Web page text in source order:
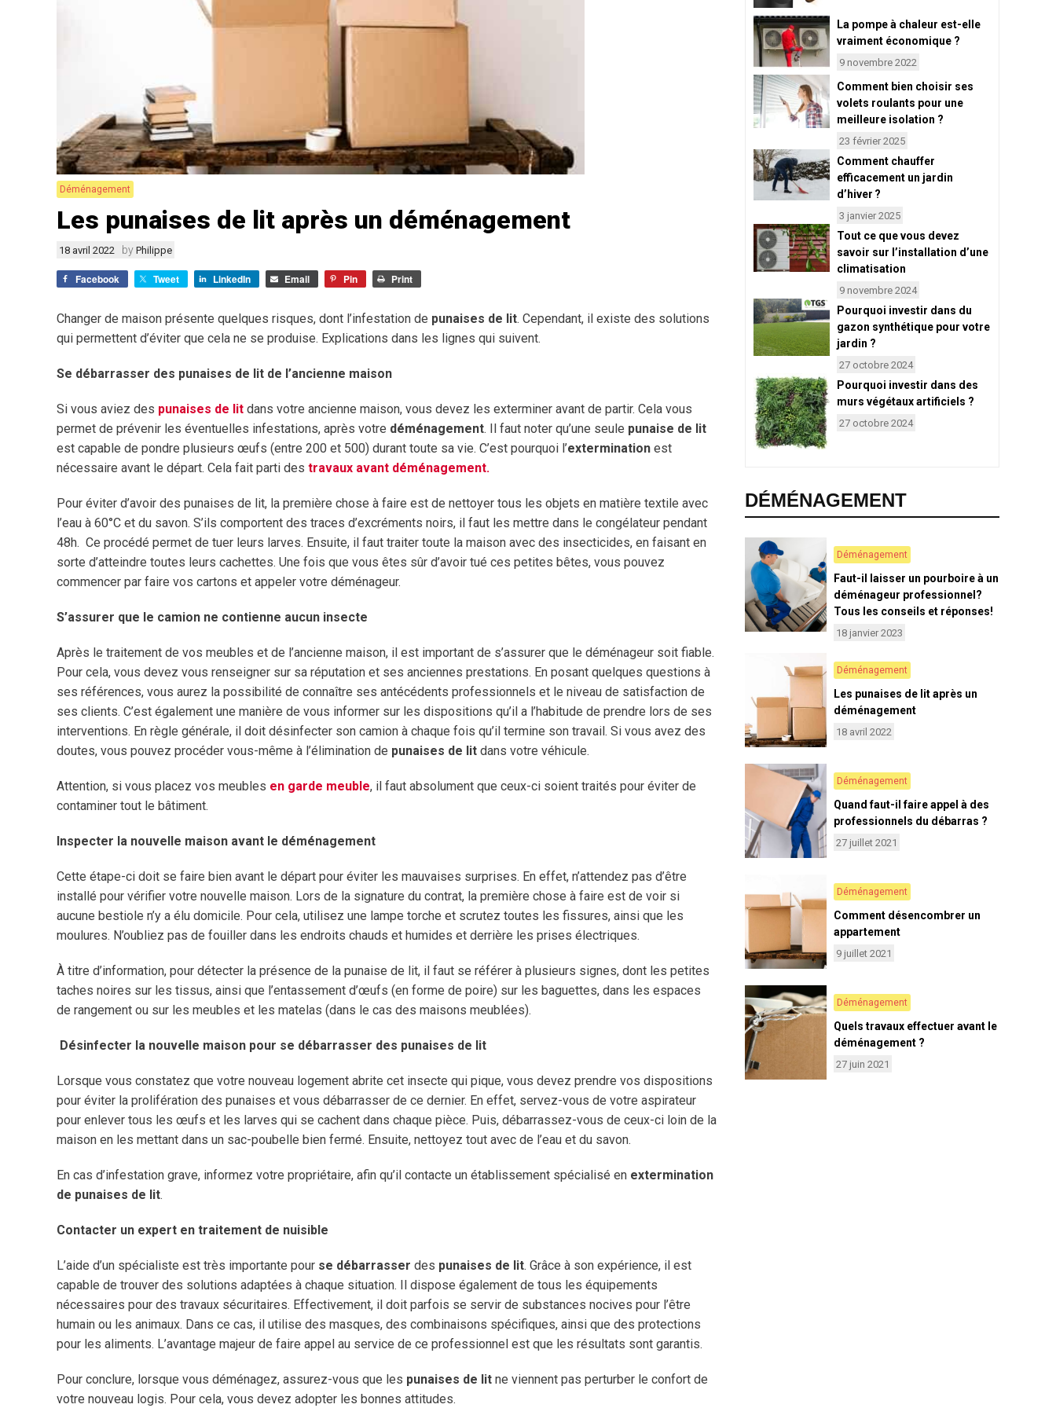
Déménagement
Les punaises de lit après un déménagement
18 avril 2022 by Philippe
Facebook Tweet LinkedIn Email Pin Print
Changer de maison présente quelques risques, dont l’infestation de punaises de lit. Cependant, il existe des solutions
qui permettent d’éviter que cela ne se produise. Explications dans les lignes qui suivent.
Se débarrasser des punaises de lit de l’ancienne maison
Si vous aviez des punaises de lit dans votre ancienne maison, vous devez les exterminer avant de partir. Cela vous
permet de prévenir les éventuelles infestations, après votre déménagement. Il faut noter qu’une seule punaise de lit
est capable de pondre plusieurs œufs (entre 200 et 500) durant toute sa vie. C’est pourquoi l’extermination est
nécessaire avant le départ. Cela fait parti des travaux avant déménagement.
Pour éviter d’avoir des punaises de lit, la première chose à faire est de nettoyer tous les objets en matière textile avec
l’eau à 60°C et du savon. S’ils comportent des traces d’excréments noirs, il faut les mettre dans le congélateur pendant
48h. Ce procédé permet de tuer leurs larves. Ensuite, il faut traiter toute la maison avec des insecticides, en faisant en
sorte d’atteindre toutes leurs cachettes. Une fois que vous êtes sûr d’avoir tué ces petites bêtes, vous pouvez
commencer par faire vos cartons et appeler votre déménageur.
S’assurer que le camion ne contienne aucun insecte
Après le traitement de vos meubles et de l’ancienne maison, il est important de s’assurer que le déménageur soit fiable.
Pour cela, vous devez vous renseigner sur sa réputation et ses anciennes prestations. En posant quelques questions à
ses références, vous aurez la possibilité de connaître ses antécédents professionnels et le niveau de satisfaction de
ses clients. C’est également une manière de vous informer sur les dispositions qu’il a l’habitude de prendre lors de ses
interventions. En règle générale, il doit désinfecter son camion à chaque fois qu’il termine son travail. Si vous avez des
doutes, vous pouvez procéder vous-même à l’élimination de punaises de lit dans votre véhicule.
Attention, si vous placez vos meubles en garde meuble, il faut absolument que ceux-ci soient traités pour éviter de
contaminer tout le bâtiment.
Inspecter la nouvelle maison avant le déménagement
Cette étape-ci doit se faire bien avant le départ pour éviter les mauvaises surprises. En effet, n’attendez pas d’être
installé pour vérifier votre nouvelle maison. Lors de la signature du contrat, la première chose à faire est de voir si
aucune bestiole n’y a élu domicile. Pour cela, utilisez une lampe torche et scrutez toutes les fissures, ainsi que les
moulures. N’oubliez pas de fouiller dans les endroits chauds et humides et derrière les prises électriques.
À titre d’information, pour détecter la présence de la punaise de lit, il faut se référer à plusieurs signes, dont les petites
taches noires sur les tissus, ainsi que l’entassement d’œufs (en forme de poire) sur les baguettes, dans les espaces
de rangement ou sur les meubles et les matelas (dans le cas des maisons meublées).
Désinfecter la nouvelle maison pour se débarrasser des punaises de lit
Lorsque vous constatez que votre nouveau logement abrite cet insecte qui pique, vous devez prendre vos dispositions
pour éviter la prolifération des punaises et vous débarrasser de ce dernier. En effet, servez-vous de votre aspirateur
pour enlever tous les œufs et les larves qui se cachent dans chaque pièce. Puis, débarrassez-vous de ceux-ci loin de la
maison en les mettant dans un sac-poubelle bien fermé. Ensuite, nettoyez tout avec de l’eau et du savon.
En cas d’infestation grave, informez votre propriétaire, afin qu’il contacte un établissement spécialisé en extermination
de punaises de lit.
Contacter un expert en traitement de nuisible
L’aide d’un spécialiste est très importante pour se débarrasser des punaises de lit. Grâce à son expérience, il est
capable de trouver des solutions adaptées à chaque situation. Il dispose également de tous les équipements
nécessaires pour des travaux sécuritaires. Effectivement, il doit parfois se servir de substances nocives pour l’être
humain ou les animaux. Dans ce cas, il utilise des masques, des combinaisons spécifiques, ainsi que des protections
pour les aliments. L’avantage majeur de faire appel au service de ce professionnel est que les résultats sont garantis.
Pour conclure, lorsque vous déménagez, assurez-vous que les punaises de lit ne viennent pas perturber le confort de
votre nouveau logis. Pour cela, vous devez adopter les bonnes attitudes.
La pompe à chaleur est-elle
vraiment économique ?
9 novembre 2022
Comment bien choisir ses
volets roulants pour une
meilleure isolation ?
23 février 2025
Comment chauffer
efficacement un jardin
d’hiver ?
3 janvier 2025
Tout ce que vous devez
savoir sur l’installation d’une
climatisation
9 novembre 2024
Pourquoi investir dans du
gazon synthétique pour votre
jardin ?
27 octobre 2024
Pourquoi investir dans des
murs végétaux artificiels ?
27 octobre 2024
DÉMÉNAGEMENT
Déménagement
Faut-il laisser un pourboire à un
déménageur professionnel?
Tous les conseils et réponses!
18 janvier 2023
Déménagement
Les punaises de lit après un
déménagement
18 avril 2022
Déménagement
Quand faut-il faire appel à des
professionnels du débarras ?
27 juillet 2021
Déménagement
Comment désencombrer un
appartement
9 juillet 2021
Déménagement
Quels travaux effectuer avant le
déménagement ?
27 juin 2021